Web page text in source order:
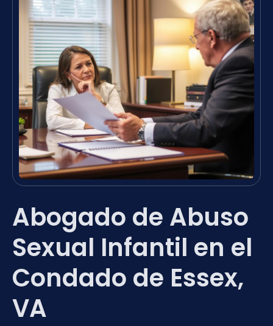
Abogado de Abuso
Sexual Infantil en el
Condado de Essex,
VA